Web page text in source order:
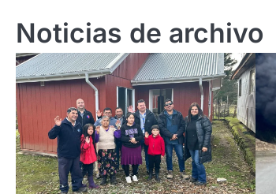
entradas
Noticias de archivo